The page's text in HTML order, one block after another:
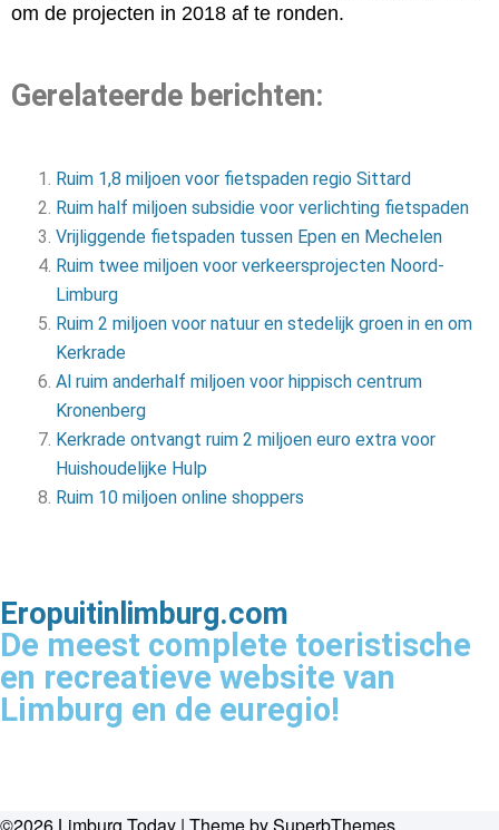
om de projecten in 2018 af te ronden.
Gerelateerde berichten:
Ruim 1,8 miljoen voor fietspaden regio Sittard
Ruim half miljoen subsidie voor verlichting fietspaden
Vrijliggende fietspaden tussen Epen en Mechelen
Ruim twee miljoen voor verkeersprojecten Noord-
Limburg
Ruim 2 miljoen voor natuur en stedelijk groen in en om
Kerkrade
Al ruim anderhalf miljoen voor hippisch centrum
Kronenberg
Kerkrade ontvangt ruim 2 miljoen euro extra voor
Huishoudelijke Hulp
Ruim 10 miljoen online shoppers
Eropuitinlimburg.com
De meest complete toeristische
en recreatieve website van
Limburg en de euregio!